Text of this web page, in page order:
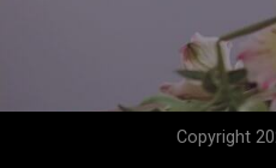
Copyright